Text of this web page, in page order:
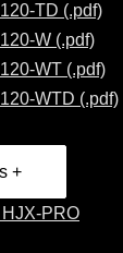
TD (.pdf)
W (.pdf)
WT (.pdf)
WTD (.pdf)
+
PRO